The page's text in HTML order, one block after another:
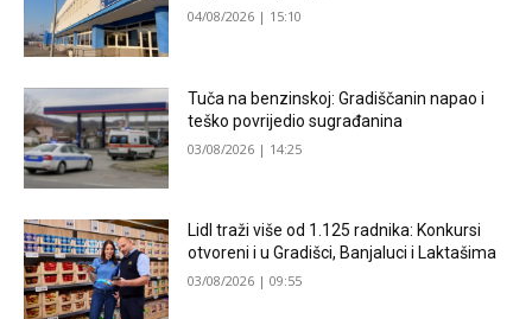
04/08/2026 | 15:10
Tuča na benzinskoj: Gradiščanin napao i
teško povrijedio sugrađanina
03/08/2026 | 14:25
Lidl traži više od 1.125 radnika: Konkursi
otvoreni i u Gradišci, Banjaluci i Laktašima
03/08/2026 | 09:55